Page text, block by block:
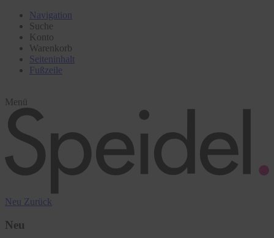
Navigation
Suche
Konto
Warenkorb
Seiteninhalt
Fußzeile
Menü
Neu Zurück
Neu